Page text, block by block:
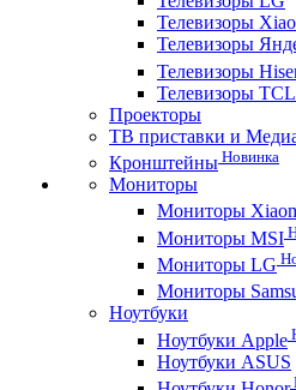
Телевизоры
Телевизоры
Телевизоры
Телевизоры TCL
Проекторы
ТВ приставки и
Кронштейны Новинка
Мониторы
Мониторы
Мониторы MSI
Мониторы LG
Мониторы
Ноутбуки
Ноутбуки Apple
Ноутбуки ASUS